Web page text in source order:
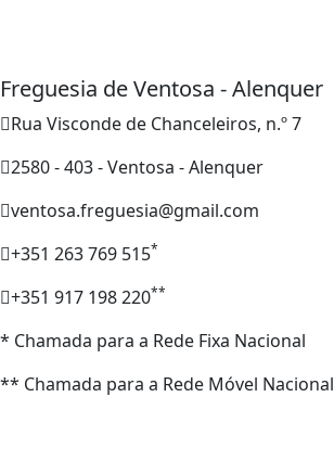
Freguesia de Ventosa - Alenquer
Rua Visconde de Chanceleiros, n.º 7
2580 - 403 - Ventosa - Alenquer
ventosa.freguesia@gmail.com
+351 263 769 515*
+351 917 198 220**
* Chamada para a Rede Fixa Nacional
** Chamada para a Rede Móvel Nacional